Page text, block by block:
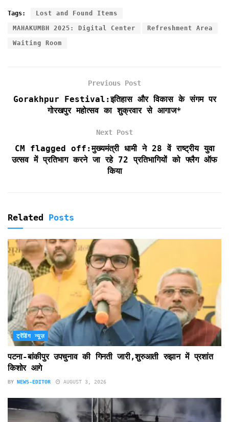
c
e
o
i
t
e
a
i
a
t
i
n
t
i
e
d
l
a
r
Tags: Lost and Found Items
MAHAKUMBH 2025: Digital Center Refreshment Area
Waiting Room
Previous Post
Gorakhpur Festival:इतिहास और विकास के संगम पर
गोरखपुर महोत्सव का शुक्रवार से आगाज*
Next Post
CM flagged off:मुख्यमंत्री धामी ने 28 वें राष्ट्रीय युवा
उत्सव में प्रतिभाग करने जा रहे 72 प्रतिभागियों को फ्लैग ऑफ
किया
Related Posts
ट्रेंडिंग न्यूज़
पटना-बांकीपुर उपचुनाव की गिनती जारी,शुरुआती रुझान में प्रशांत
किशोर आगे
BY NEWS-EDITOR AUGUST 3, 2026